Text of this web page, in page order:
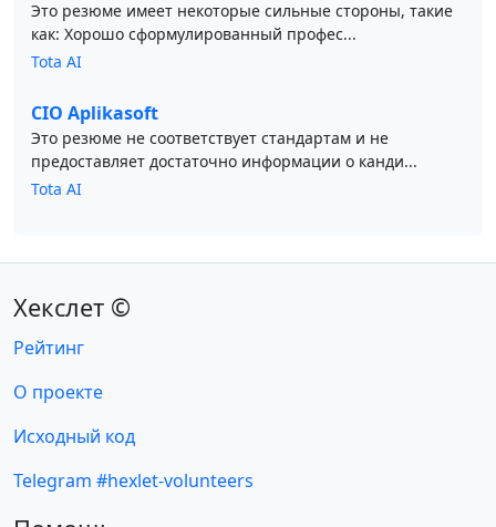
Это резюме имеет некоторые сильные стороны, такие
как: Хорошо сформулированный профес...
Tota AI
CIO Aplikasoft
Это резюме не соответствует стандартам и не
предоставляет достаточно информации о канди...
Tota AI
Хекслет ©
Рейтинг
О проекте
Исходный код
Telegram #hexlet-volunteers